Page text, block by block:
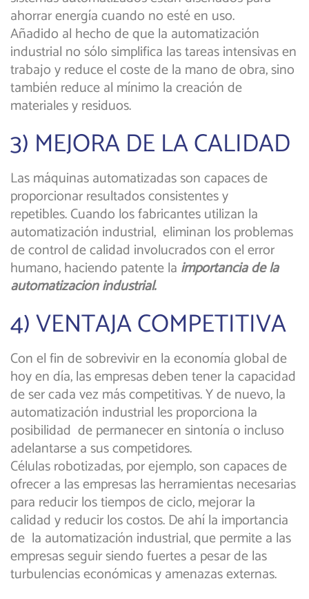
ahorrar energía cuando no esté en uso.
Añadido al hecho de que la automatización
industrial no sólo simplifica las tareas intensivas en
trabajo y reduce el coste de la mano de obra, sino
también reduce al mínimo la creación de
materiales y residuos.
3) MEJORA DE LA CALIDAD
Las máquinas automatizadas son capaces de
proporcionar resultados consistentes y
repetibles. Cuando los fabricantes utilizan la
automatización industrial, eliminan los problemas
de control de calidad involucrados con el error
humano, haciendo patente la importancia de la
automatización industrial.
4) VENTAJA COMPETITIVA
Con el fin de sobrevivir en la economía global de
hoy en día, las empresas deben tener la capacidad
de ser cada vez más competitivas. Y de nuevo, la
automatización industrial les proporciona la
posibilidad de permanecer en sintonía o incluso
adelantarse a sus competidores.
Células robotizadas, por ejemplo, son capaces de
ofrecer a las empresas las herramientas necesarias
para reducir los tiempos de ciclo, mejorar la
calidad y reducir los costos. De ahí la importancia
de la automatización industrial, que permite a las
empresas seguir siendo fuertes a pesar de las
turbulencias económicas y amenazas externas.